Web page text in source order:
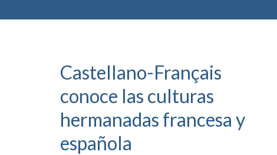
Castellano-Français
conoce las culturas
hermanadas francesa y
española